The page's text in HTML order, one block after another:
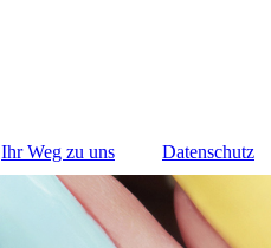
Ihr Weg zu uns Datenschutz